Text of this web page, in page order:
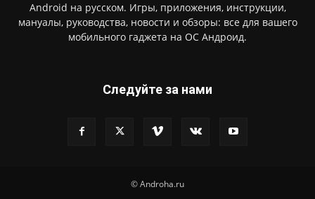
Android на русском. Игры, приложения, инструкции,
мануалы, руководства, новости и обзоры: все для вашего
мобильного гаджета на ОС Андроид.
Следуйте за нами
© Androha.ru